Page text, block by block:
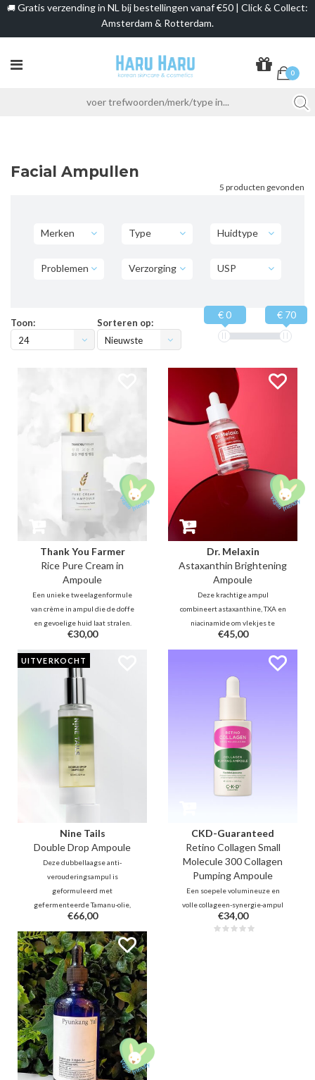
🚚 Gratis verzending in NL bij bestellingen vanaf €50 | Click & Collect:
Amsterdam & Rotterdam.
0
Facial Ampullen
5 producten gevonden
Merken Type Huidtype
Problemen Verzorging USP
Toon:
24
Sorteren op:
Nieuwste
€ 0 € 70
Thank You Farmer
Rice Pure Cream in
Ampoule
Een unieke tweelagenformule
van crème in ampul die de doffe
en gevoelige huid laat stralen.
Dankzij de kracht van rijstextract
helpt deze ampul een heldere
teint te bereiken, terwijl de huid
soepel, gekalmeerd en
€30,00
Dr. Melaxin
Astaxanthin Brightening
Ampoule
Deze krachtige ampul
combineert astaxanthine, TXA en
niacinamide om vlekjes te
vervagen. Met ascorbinezuur en
kurkuma biedt het 6.000x de
kracht van vitamine C voor een
stevige, stralende en egale teint.
€45,00
UITVERKOCHT
Nine Tails
Double Drop Ampoule
Deze dubbellaagse anti-
verouderingsampul is
geformuleerd met
gefermenteerde Tamanu-olie,
peptide en collageen om rijk
vocht en voeding te bieden,
verzachtende effecten toe te
voegen en rimpels, huidtextuur,
elasticiteit en glans te
verbeteren.
€66,00
CKD-Guaranteed
Retino Collagen Small
Molecule 300 Collagen
Pumping Ampoule
Een soepele volumineuze en
volle collageen-synergie-ampul
met maar liefst 55% kleine
collageenmoleculen, extra
€34,00